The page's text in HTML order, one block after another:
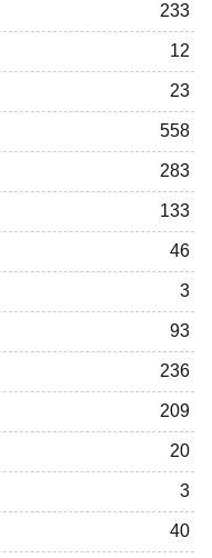
233
12
23
558
283
133
46
3
93
236
209
20
3
40